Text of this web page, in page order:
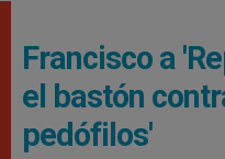
Francisco a
el bastón
pedófilos'